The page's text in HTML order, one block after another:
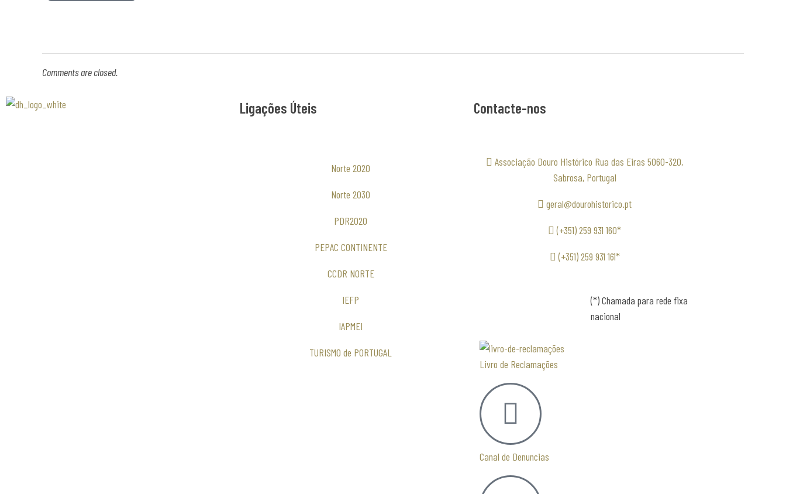
Comments are closed.
Ligações Úteis
Norte 2020
Norte 2030
PDR2020
PEPAC CONTINENTE
CCDR NORTE
IEFP
IAPMEI
TURISMO de PORTUGAL
Contacte-nos
Associação Douro Histórico Rua das Eiras 5060-320,
Sabrosa, Portugal
geral@dourohistorico.pt
(+351) 259 931 160*
(+351) 259 931 161*
(*) Chamada para rede fixa
nacional
Livro de Reclamações
Canal de Denuncias